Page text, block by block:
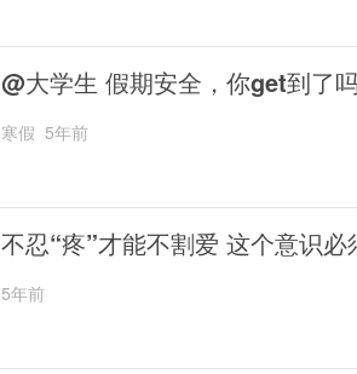
@大学生 假期安全，你get到了
寒假 5年前
不忍“疼”才能不割爱 这个意识必
5年前